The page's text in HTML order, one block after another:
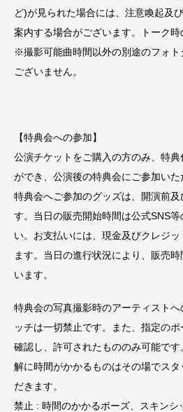
ど)が見られた場合には、注意喚起及
案内する場合がございます。トーク時
※撮影可能曲時間以外の別途のフォ
ございません。
【特典会への参加】
公演チケットをご購入の方のみ、特
ができ、公演後の特典会にご参加いた
特典会へご参加のグッズは、開演前
す。当日の販売開始時間は公式SNS
い。お支払いには、現金及びクレジ
ます。当日の進行状況により、販売
います。
特典会の写真撮影時のアーティスト
ッチは一切禁止です。また、指定の
確認し、許可されたもののみ可能で
解に時間がかかるものはその場でス
だきます。
禁止 : 時間のかかるポーズ、スキン